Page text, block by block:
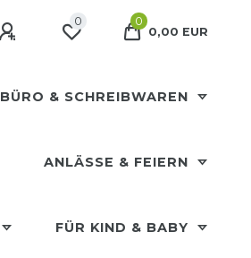
0
0
0,00 EUR
BÜRO & SCHREIBWAREN
ANLÄSSE & FEIERN
FÜR KIND & BABY